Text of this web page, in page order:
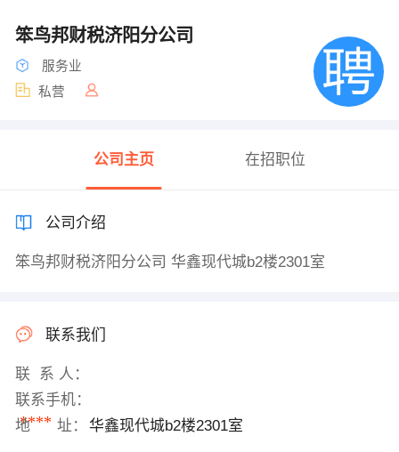
笨鸟邦财税济阳分公司
服务业
私营
公司主页 在招职位
公司介绍
笨鸟邦财税济阳分公司 华鑫现代城b2楼2301室
联系我们
联 系 人：
联系手机：
****
地 址： 华鑫现代城b2楼2301室